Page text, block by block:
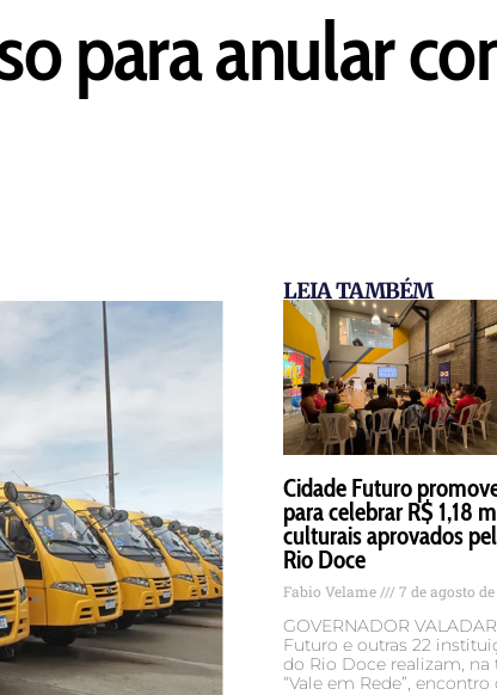
para anular
LEIA TAMBÉM
Cidade Futuro
para celebrar R$ 1,18
culturais aprovados
Rio Doce
Fabio Velame 7 de agosto
GOVERNADOR
Futuro e outras 22
do Rio Doce realizam, na
“Vale em Rede”,